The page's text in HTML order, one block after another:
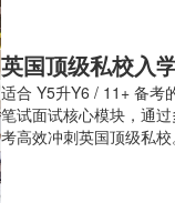
英国顶级私校⼊
适合 Y5升Y6 / 11+ 备考
笔试面试核心模块，通
考高效冲刺英国顶级私校